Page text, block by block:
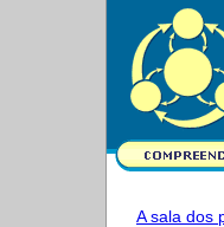
A sala dos